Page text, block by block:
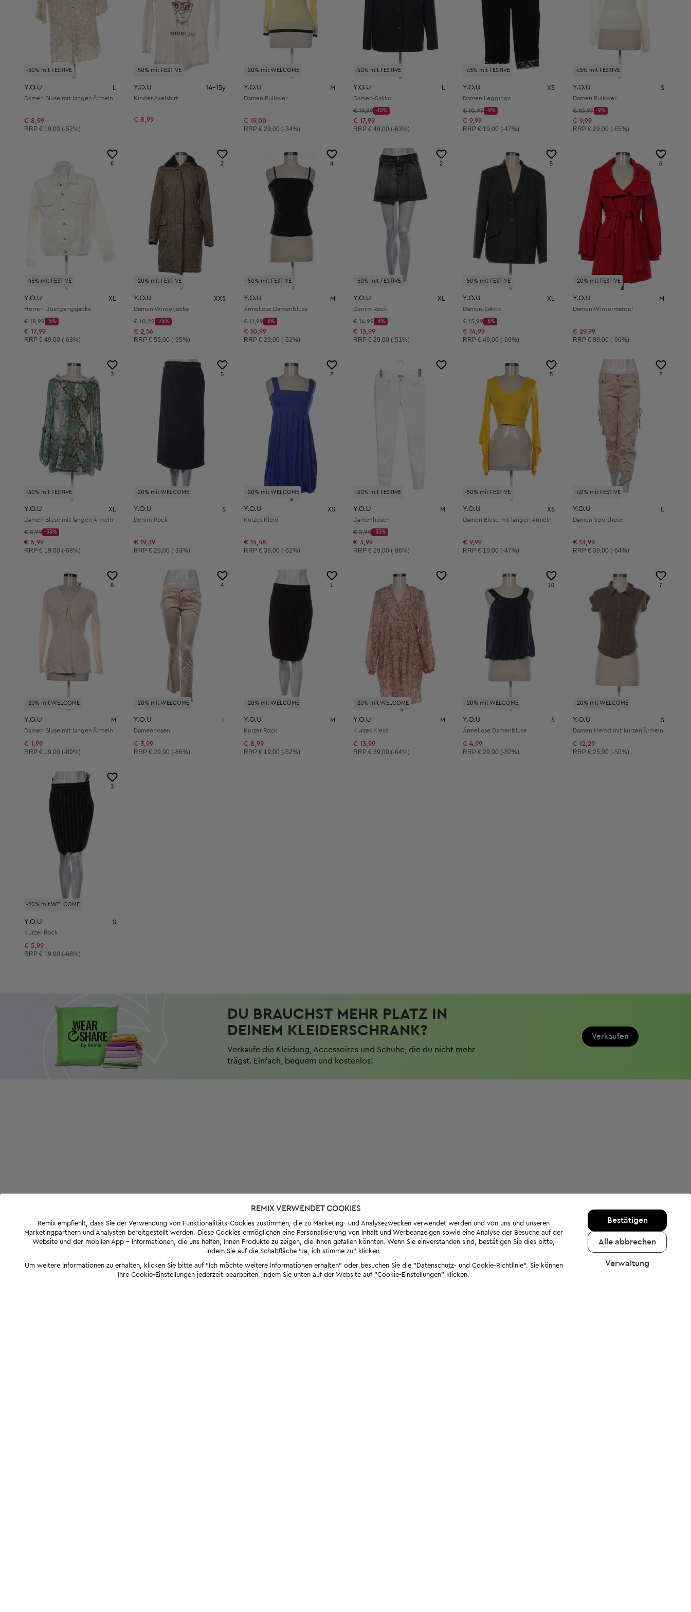
-50% mit FESTIVE
Y.O.U
Damen Bluse mit langen Ärmeln
€ 8,99
Unverbindliche Preisempfehlung:
RRP € 19,00 (-52%)
-50% mit FESTIVE
Y.O.U 14-15y
Kinder Axelshirt
€ 8,99
-20% mit WELCOME
Y.O.U M
Damen Pullover
€ 19,00
Unverbindliche Preisempfehlung:
RRP € 29,00 (-34%)
-40% mit FESTIVE
Y.O.U
Damen-Sakko
Startpreis:
€ 19,99
Discount Price:
-10%
Reduzierter Preis:
€ 17,99
Unverbindliche Preisempfehlung:
RRP € 49,00 (-63%)
-45% mit FESTIVE
Y.O.U XS
Damen Leggings
Startpreis:
€ 10,99
Discount Price:
-9%
Reduzierter Preis:
€ 9,99
Unverbindliche Preisempfehlung:
RRP€ 19,00 (-47%)
-45% mit FESTIVE
Y.O.U S
Damen Pullover
Startpreis:
€ 10,99
Discount Price:
-9%
Reduzierter Preis:
€ 9,99
Unverbindliche Preisempfehlung:
RRP € 29,00 (-65%)
-45% mit FESTIVE
6
Y.O.U XL
Herren Übergangsjacke
Startpreis:
€ 18,99
Discount Price:
-5%
Reduzierter Preis:
€ 17,99
Unverbindliche Preisempfehlung:
RRP € 49,00 (-63%)
-20% mit FESTIVE
2
Y.O.U XXS
Damen Winterjacke
Startpreis:
€ 10,22
Discount Price:
-75%
Reduzierter Preis:
€ 2,56
Unverbindliche Preisempfehlung:
RRP€ 59,00 (-95%)
-50% mit FESTIVE
4
Y.O.U M
Ärmellose Damenbluse
Startpreis:
€ 11,99
Discount Price:
-8%
Reduzierter Preis:
€ 10,99
Unverbindliche Preisempfehlung:
RRP € 29,00 (-62%)
-50% mit FESTIVE
2
Y.O.U XL
Denim-Rock
Startpreis:
€ 14,99
Discount Price:
-6%
Reduzierter Preis:
€ 13,99
Unverbindliche Preisempfehlung:
RRP € 29,00 (-51%)
-50% mit FESTIVE
5
Y.O.U XL
Damen-Sakko
Startpreis:
€ 15,99
Discount Price:
-6%
Reduzierter Preis:
€ 14,99
Unverbindliche Preisempfehlung:
RRP€ 49,00 (-69%)
-20% mit FESTIVE
6
Y.O.U M
Damen Wintermantel
€ 29,99
Unverbindliche Preisempfehlung:
RRP € 89,00 (-66%)
-40% mit FESTIVE
3
Y.O.U XL
Damen Bluse mit langen Ärmeln
Startpreis:
€ 8,99
Discount Price:
-33%
Reduzierter Preis:
€ 5,99
Unverbindliche Preisempfehlung:
RRP € 19,00 (-68%)
-20% mit WELCOME
5
Y.O.U S
Denim-Rock
€ 19,39
Unverbindliche Preisempfehlung:
RRP€ 29,00 (-33%)
-20% mit WELCOME
2
Y.O.U XS
Kurzes Kleid
€ 14,48
Unverbindliche Preisempfehlung:
RRP € 39,00 (-62%)
-50% mit FESTIVE
Y.O.U M
Damenhosen
Startpreis:
€ 5,99
Discount Price:
-33%
Reduzierter Preis:
€ 3,99
Unverbindliche Preisempfehlung:
RRP € 29,00 (-86%)
-50% mit FESTIVE
5
Y.O.U XS
Damen Bluse mit langen Ärmeln
€ 9,99
Unverbindliche Preisempfehlung:
RRP€ 19,00 (-47%)
-40% mit FESTIVE
2
Y.O.U
Damen Sporthose
€ 13,99
Unverbindliche Preisempfehlung:
RRP € 39,00 (-64%)
-20% mit WELCOME
6
Y.O.U M
Damen Bluse mit langen Ärmeln
€ 1,99
Unverbindliche Preisempfehlung:
RRP € 19,00 (-89%)
-20% mit WELCOME
4
Y.O.U
Damenhosen
€ 3,99
Unverbindliche Preisempfehlung:
RRP€ 29,00 (-86%)
-20% mit WELCOME
1
Y.O.U M
Kurzer Rock
€ 8,99
Unverbindliche Preisempfehlung:
RRP € 19,00 (-52%)
-20% mit WELCOME
Y.O.U M
Kurzes Kleid
€ 13,99
Unverbindliche Preisempfehlung:
RRP € 39,00 (-64%)
-20% mit WELCOME
10
Y.O.U S
Ärmellose Damenbluse
€ 4,99
Unverbindliche Preisempfehlung:
RRP€ 29,00 (-82%)
-20% mit WELCOME
7
Y.O.U S
Damen Hemd mit kurzen Ärmeln
€ 12,29
Unverbindliche Preisempfehlung:
RRP € 25,00 (-50%)
-20% mit WELCOME
3
Y.O.U S
Kurzer Rock
€ 5,99
Unverbindliche Preisempfehlung:
RRP € 19,00 (-68%)
DU BRAUCHST MEHR PLATZ IN
DEINEM KLEIDERSCHRANK?
Verkaufe die Kleidung, Accessoires und Schuhe, die du nicht mehr
trägst. Einfach, bequem und kostenlos!
Verkaufen
REMIX VERWENDET COOKIES
Remix empfiehlt, dass Sie der Verwendung von Funktionalitäts-Cookies zustimmen, die zu Marketing- und Analysezwecken verwendet werden und von uns und unseren
Marketingpartnern und Analysten bereitgestellt werden. Diese Cookies ermöglichen eine Personalisierung von Inhalt und Werbeanzeigen sowie eine Analyse der Besuche auf der
Website und der mobilen App - Informationen, die uns helfen, Ihnen Produkte zu zeigen, die Ihnen gefallen könnten. Wenn Sie einverstanden sind, bestätigen Sie dies bitte,
indem Sie auf die Schaltfläche "Ja, ich stimme zu" klicken.
Um weitere Informationen zu erhalten, klicken Sie bitte auf "Ich möchte weitere Informationen erhalten" oder besuchen Sie die "Datenschutz- und Cookie-Richtlinie". Sie können
Ihre Cookie-Einstellungen jederzeit bearbeiten, indem Sie unten auf der Website auf "Cookie-Einstellungen" klicken.
Bestätigen
Alle abbrechen
Verwaltung